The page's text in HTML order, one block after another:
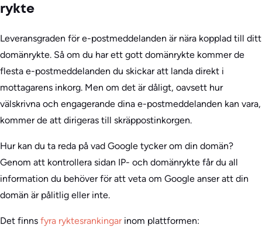
rykte
Leveransgraden för e-postmeddelanden är nära kopplad till ditt
domänrykte. Så om du har ett gott domänrykte kommer de
flesta e-postmeddelanden du skickar att landa direkt i
mottagarens inkorg. Men om det är dåligt, oavsett hur
välskrivna och engagerande dina e-postmeddelanden kan vara,
kommer de att dirigeras till skräppostinkorgen.
Hur kan du ta reda på vad Google tycker om din domän?
Genom att kontrollera sidan IP- och domänrykte får du all
information du behöver för att veta om Google anser att din
domän är pålitlig eller inte.
Det finns fyra ryktesrankingarinom plattformen: